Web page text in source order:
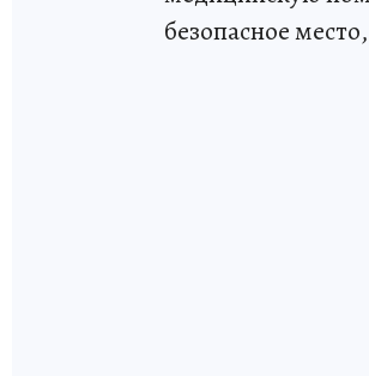
безопасное